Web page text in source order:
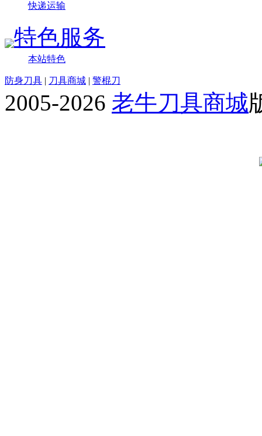
快递运输
特色服务
本站特色
防身刀具 | 刀具商城 | 警棍刀
2005-2026 老牛刀具商城